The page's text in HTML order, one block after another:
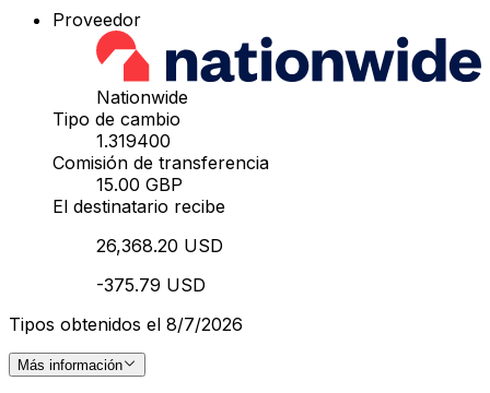
Proveedor
Nationwide
Tipo de cambio
1.319400
Comisión de transferencia
15.00 GBP
El destinatario recibe
26,368.20 USD
-375.79 USD
Tipos obtenidos el 8/7/2026
Más información